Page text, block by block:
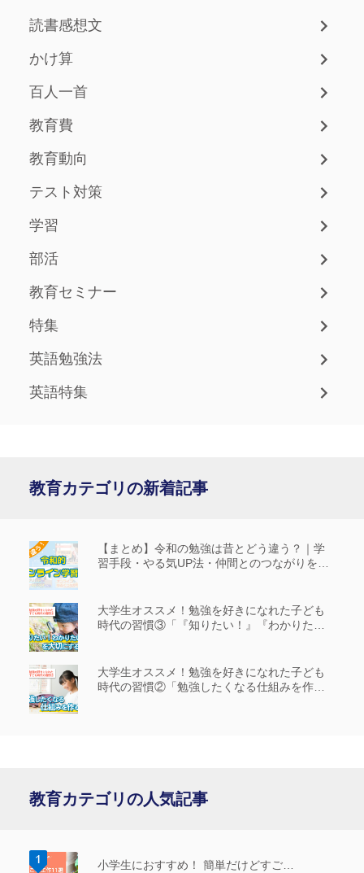
読書感想文
かけ算
百人一首
教育費
教育動向
テスト対策
学習
部活
教育セミナー
特集
英語勉強法
英語特集
教育カテゴリの新着記事
【まとめ】令和の勉強は昔とどう違う？｜学
習手段・やる気UP法・仲間とのつながりを解
大学生オススメ！勉強を好きになれた子ども
時代の習慣③「『知りたい！』『わかりた
大学生オススメ！勉強を好きになれた子ども
時代の習慣②「勉強したくなる仕組みを作
教育カテゴリの人気記事
小学生におすすめ！ 簡単だけどすご…